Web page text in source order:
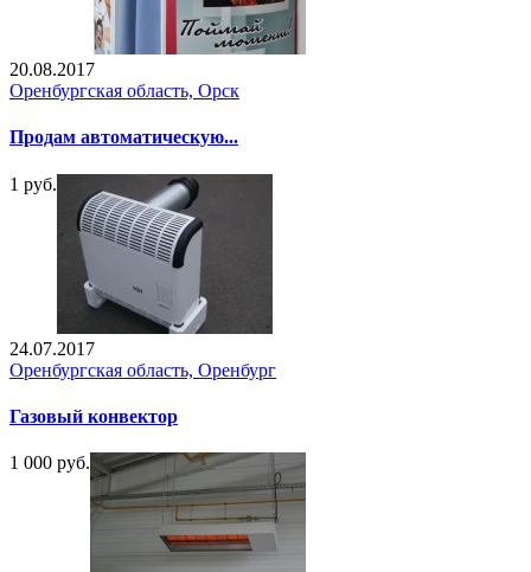
20.08.2017
Оренбургская область, Орск
Продам автоматическую...
1 руб.
24.07.2017
Оренбургская область, Оренбург
Газовый конвектор
1 000 руб.